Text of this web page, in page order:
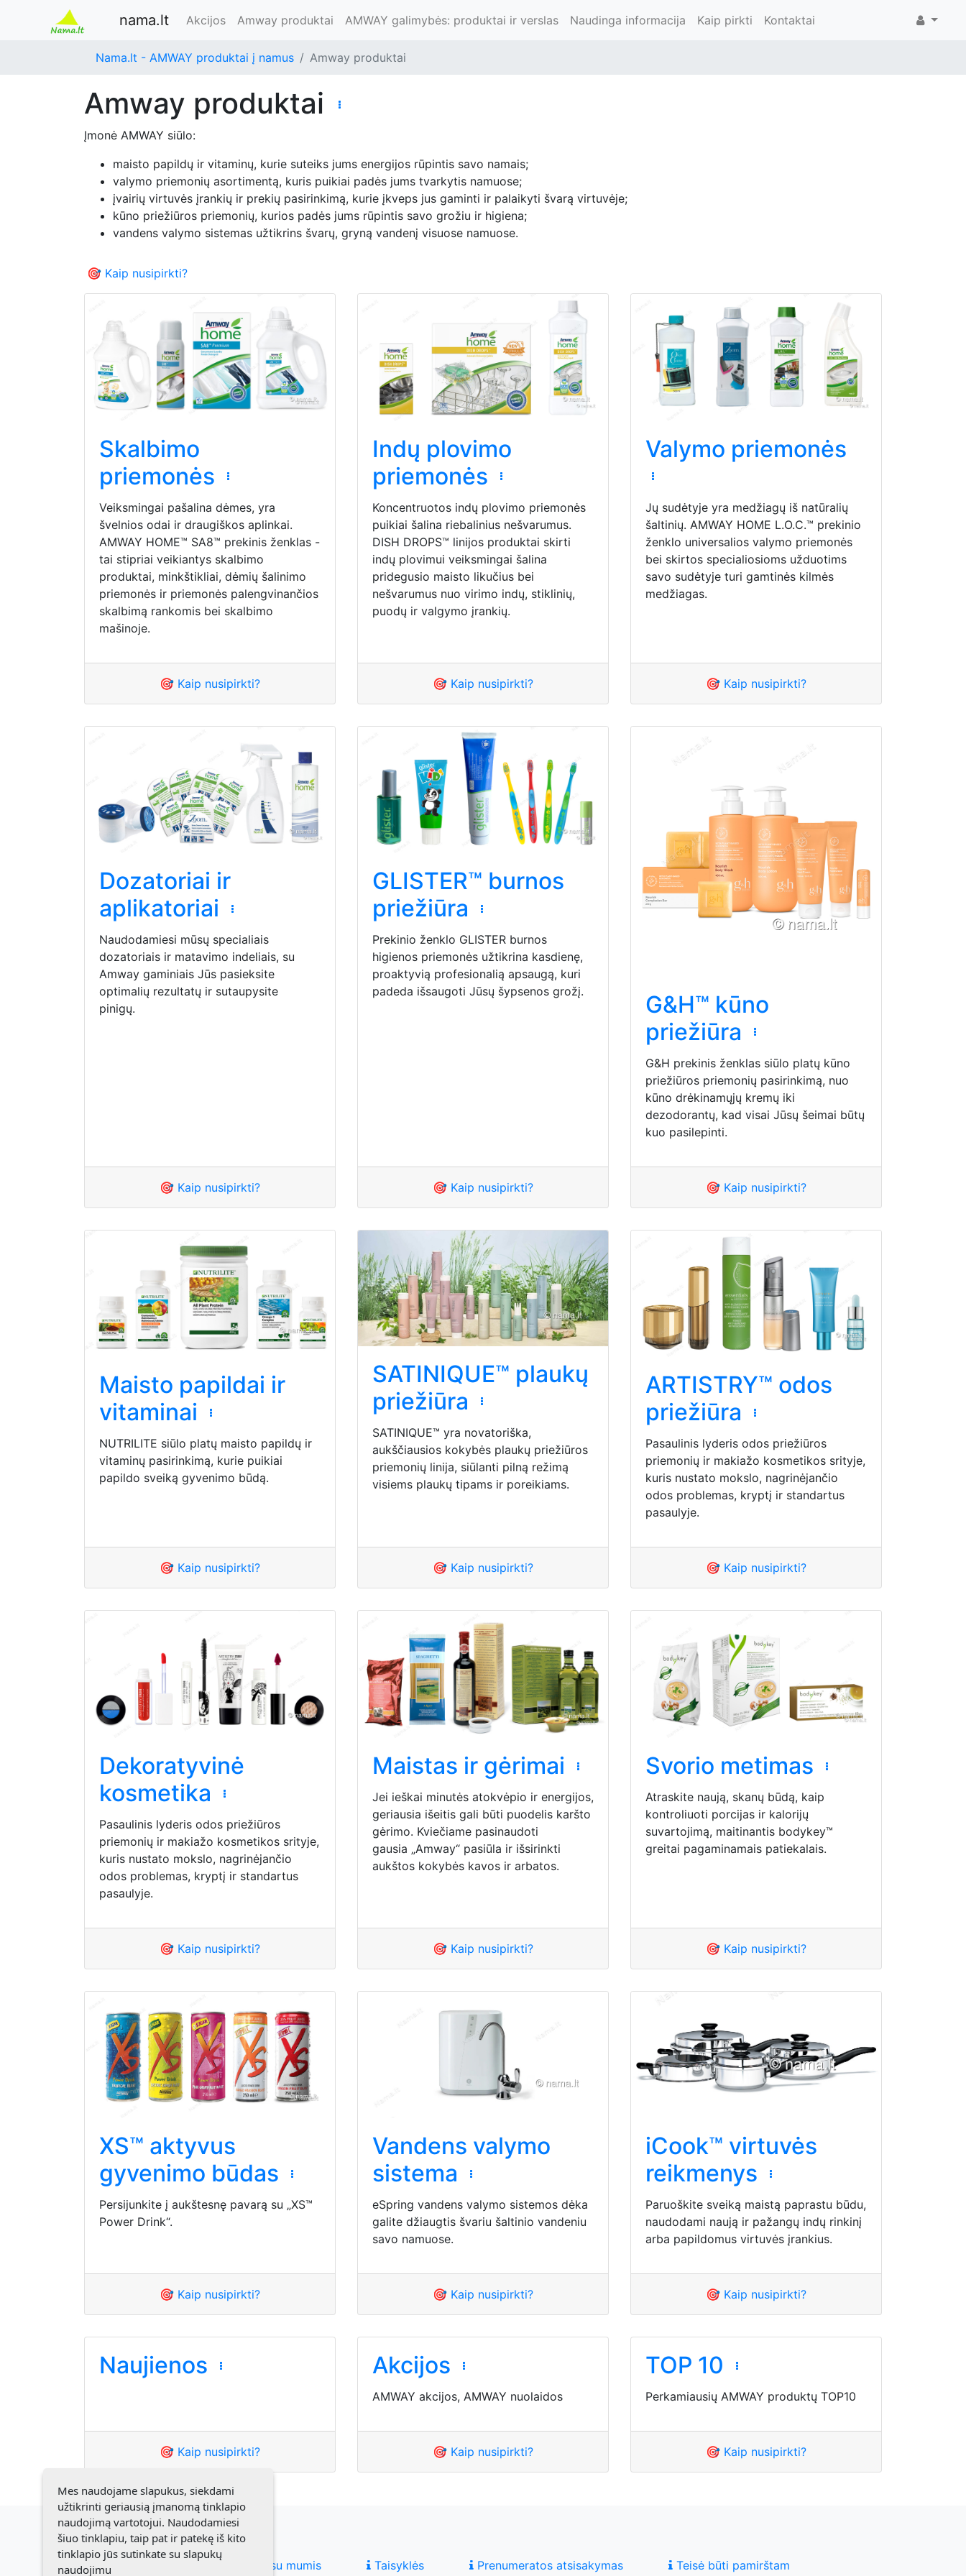
nama.lt Akcijos Amway produktai AMWAY galimybės: produktai ir verslas Naudinga informacija Kaip pirkti Kontaktai
Nama.lt - AMWAY produktai į namus Amway produktai
Amway produktai
Įmonė AMWAY siūlo:
maisto papildų ir vitaminų, kurie suteiks jums energijos rūpintis savo namais;
valymo priemonių asortimentą, kuris puikiai padės jums tvarkytis namuose;
įvairių virtuvės įrankių ir prekių pasirinkimą, kurie įkveps jus gaminti ir palaikyti švarą virtuvėje;
kūno priežiūros priemonių, kurios padės jums rūpintis savo grožiu ir higiena;
vandens valymo sistemas užtikrins švarų, gryną vandenį visuose namuose.
🎯 Kaip nusipirkti?
Skalbimo
priemonės
Veiksmingai pašalina dėmes, yra
švelnios odai ir draugiškos aplinkai.
AMWAY HOME™ SA8™ prekinis ženklas -
tai stipriai veikiantys skalbimo
produktai, minkštikliai, dėmių šalinimo
priemonės ir priemonės palengvinančios
skalbimą rankomis bei skalbimo
mašinoje.
🎯 Kaip nusipirkti?
Indų plovimo
priemonės
Koncentruotos indų plovimo priemonės
puikiai šalina riebalinius nešvarumus.
DISH DROPS™ linijos produktai skirti
indų plovimui veiksmingai šalina
pridegusio maisto likučius bei
nešvarumus nuo virimo indų, stiklinių,
puodų ir valgymo įrankių.
🎯 Kaip nusipirkti?
Valymo priemonės
Jų sudėtyje yra medžiagų iš natūralių
šaltinių. AMWAY HOME L.O.C.™ prekinio
ženklo universalios valymo priemonės
bei skirtos specialiosioms užduotims
savo sudėtyje turi gamtinės kilmės
medžiagas.
🎯 Kaip nusipirkti?
Dozatoriai ir
aplikatoriai
Naudodamiesi mūsų specialiais
dozatoriais ir matavimo indeliais, su
Amway gaminiais Jūs pasieksite
optimalių rezultatų ir sutaupysite
pinigų.
🎯 Kaip nusipirkti?
GLISTER™ burnos
priežiūra
Prekinio ženklo GLISTER burnos
higienos priemonės užtikrina kasdienę,
proaktyvią profesionalią apsaugą, kuri
padeda išsaugoti Jūsų šypsenos grožį.
🎯 Kaip nusipirkti?
G&H™ kūno
priežiūra
G&H prekinis ženklas siūlo platų kūno
priežiūros priemonių pasirinkimą, nuo
kūno drėkinamųjų kremų iki
dezodorantų, kad visai Jūsų šeimai būtų
kuo pasilepinti.
🎯 Kaip nusipirkti?
Maisto papildai ir
vitaminai
NUTRILITE siūlo platų maisto papildų ir
vitaminų pasirinkimą, kurie puikiai
papildo sveiką gyvenimo būdą.
🎯 Kaip nusipirkti?
SATINIQUE™ plaukų
priežiūra
SATINIQUE™ yra novatoriška,
aukščiausios kokybės plaukų priežiūros
priemonių linija, siūlanti pilną režimą
visiems plaukų tipams ir poreikiams.
🎯 Kaip nusipirkti?
ARTISTRY™ odos
priežiūra
Pasaulinis lyderis odos priežiūros
priemonių ir makiažo kosmetikos srityje,
kuris nustato mokslo, nagrinėjančio
odos problemas, kryptį ir standartus
pasaulyje.
🎯 Kaip nusipirkti?
Dekoratyvinė
kosmetika
Pasaulinis lyderis odos priežiūros
priemonių ir makiažo kosmetikos srityje,
kuris nustato mokslo, nagrinėjančio
odos problemas, kryptį ir standartus
pasaulyje.
🎯 Kaip nusipirkti?
Maistas ir gėrimai
Jei ieškai minutės atokvėpio ir energijos,
geriausia išeitis gali būti puodelis karšto
gėrimo. Kviečiame pasinaudoti
gausia „Amway“ pasiūla ir išsirinkti
aukštos kokybės kavos ir arbatos.
🎯 Kaip nusipirkti?
Svorio metimas
Atraskite naują, skanų būdą, kaip
kontroliuoti porcijas ir kalorijų
suvartojimą, maitinantis bodykey™
greitai pagaminamais patiekalais.
🎯 Kaip nusipirkti?
XS™ aktyvus
gyvenimo būdas
Persijunkite į aukštesnę pavarą su „XS™
Power Drink“.
🎯 Kaip nusipirkti?
Vandens valymo
sistema
eSpring vandens valymo sistemos dėka
galite džiaugtis švariu šaltinio vandeniu
savo namuose.
🎯 Kaip nusipirkti?
iCook™ virtuvės
reikmenys
Paruoškite sveiką maistą paprastu būdu,
naudodami naują ir pažangų indų rinkinį
arba papildomus virtuvės įrankius.
🎯 Kaip nusipirkti?
Naujienos
🎯 Kaip nusipirkti?
Akcijos
AMWAY akcijos, AMWAY nuolaidos
🎯 Kaip nusipirkti?
TOP 10
Perkamiausių AMWAY produktų TOP10
🎯 Kaip nusipirkti?
Susiekite su mumis Taisyklės Prenumeratos atsisakymas Teisė būti pamirštam
Mes naudojame slapukus, siekdami
užtikrinti geriausią įmanomą tinklapio
naudojimą vartotojui. Naudodamiesi
šiuo tinklapiu, taip pat ir patekę iš kito
tinklapio jūs sutinkate su slapukų
naudojimu